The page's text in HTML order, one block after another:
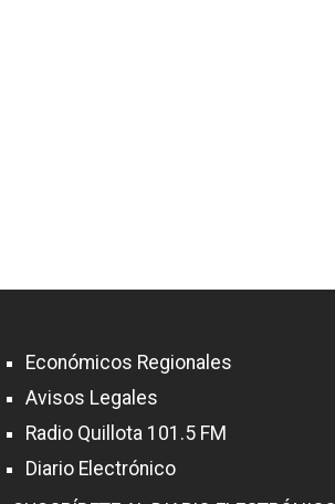
Económicos Regionales
Avisos Legales
Radio Quillota 101.5 FM
Diario Electrónico